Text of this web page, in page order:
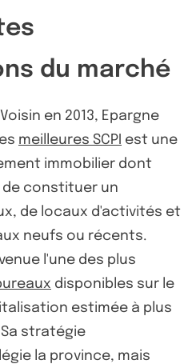
du marché
en 2013, Epargne
meilleures SCPI est une
immobilier dont
constituer un
de locaux d'activités et
neufs ou récents.
l'une des plus
disponibles sur le
estimée à plus
stratégie
la province, mais